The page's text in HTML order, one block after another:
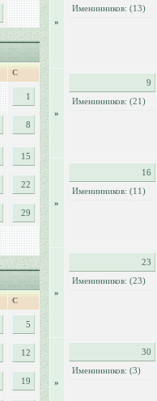
С
1
8
15
22
29
С
5
12
19
»
Именинников: (13)
»
9
Именинников: (21)
»
16
Именинников: (11)
»
23
Именинников: (23)
»
30
Именинников: (3)